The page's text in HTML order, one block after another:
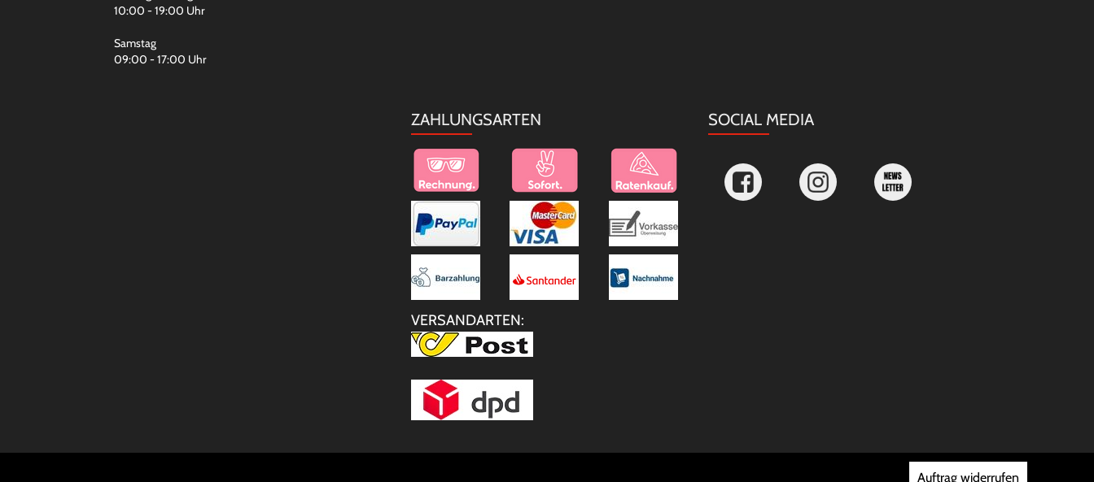
10:00 - 19:00 Uhr
Samstag
09:00 - 17:00 Uhr
ZAHLUNGSARTEN
VERSANDARTEN:
SOCIAL MEDIA
Auftrag widerrufen